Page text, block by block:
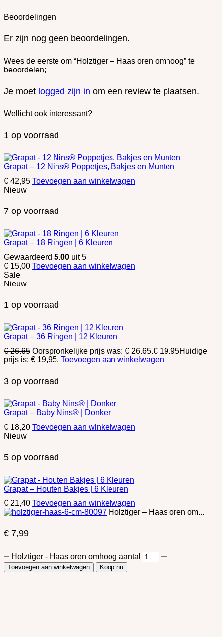
Beoordelingen
Er zijn nog geen beoordelingen.
Wees de eerste om “Holztiger – Haas oren omhoog” te
beoordelen;
Je moet logged zijn in om een review te plaatsen.
Wellicht ook interessant?
1 op voorraad
Grapat – 12 Nins® Poppetjes, Bakjes en Munten
€ 42,95 Toevoegen aan winkelwagen
Nieuw
7 op voorraad
Grapat – 18 Ringen | 6 Kleuren
Gewaardeerd 5.00 uit 5
€ 15,00 Toevoegen aan winkelwagen
Sale
Nieuw
1 op voorraad
Grapat – 36 Ringen | 12 Kleuren
€26,65 Oorspronkelijke prijs was: € 26,65.€ 19,95Huidige
prijs is: € 19,95. Toevoegen aan winkelwagen
3 op voorraad
Grapat – Baby Nins® | Donker
€ 18,20 Toevoegen aan winkelwagen
Nieuw
5 op voorraad
Grapat – Houten Bakjes | 6 Kleuren
€ 21,40 Toevoegen aan winkelwagen
Holztiger – Haas oren om...
€ 7,99
Holztiger - Haas oren omhoog aantal
Toevoegen aan winkelwagen Koop nu